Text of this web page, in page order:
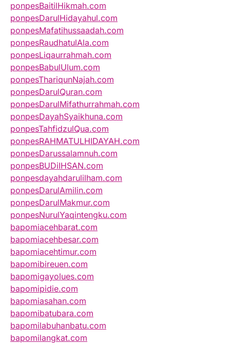
ponpesBaitilHikmah.com
ponpesDarulHidayahul.com
ponpesMafatihussaadah.com
ponpesRaudhatulAla.com
ponpesLiqaurrahmah.com
ponpesBabulUlum.com
ponpesThariqunNajah.com
ponpesDarulQuran.com
ponpesDarulMifathurrahmah.com
ponpesDayahSyaikhuna.com
ponpesTahfidzulQua.com
ponpesRAHMATULHIDAYAH.com
ponpesDarussalamnuh.com
ponpesBUDiIHSAN.com
ponpesdayahdarulilham.com
ponpesDarulAmilin.com
ponpesDarulMakmur.com
ponpesNurulYaqintengku.com
bapomiacehbarat.com
bapomiacehbesar.com
bapomiacehtimur.com
bapomibireuen.com
bapomigayolues.com
bapomipidie.com
bapomiasahan.com
bapomibatubara.com
bapomilabuhanbatu.com
bapomilangkat.com